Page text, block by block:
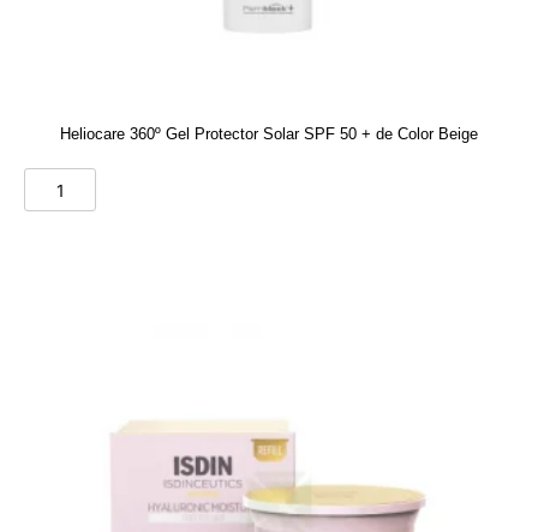
Heliocare 360º Gel Protector Solar SPF 50 + de Color Beige